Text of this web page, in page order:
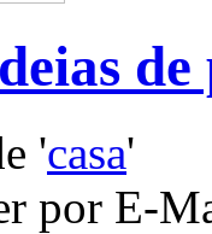
de
'casa'
por E-